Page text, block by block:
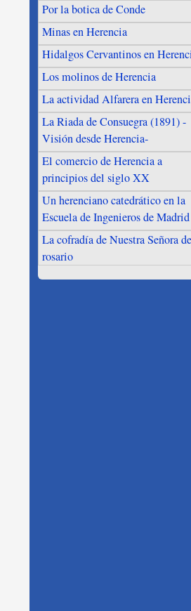
Por la botica de Conde
Minas en Herencia
Hidalgos Cervantinos en
Los molinos de Herencia
La actividad Alfarera en
La Riada de Consuegra (1891) -
Visión desde Herencia-
El comercio de Herencia a
principios del siglo XX
Un herenciano catedrático en la
Escuela de Ingenieros de Madrid
La cofradía de Nuestra Señora
rosario